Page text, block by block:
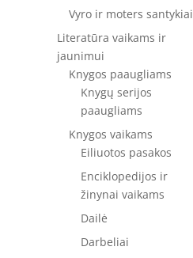
Vyro ir moters santykiai
Literatūra vaikams ir
jaunimui
Knygos paaugliams
Knygų serijos
paaugliams
Knygos vaikams
Eiliuotos pasakos
Enciklopedijos ir
žinynai vaikams
Dailė
Darbeliai